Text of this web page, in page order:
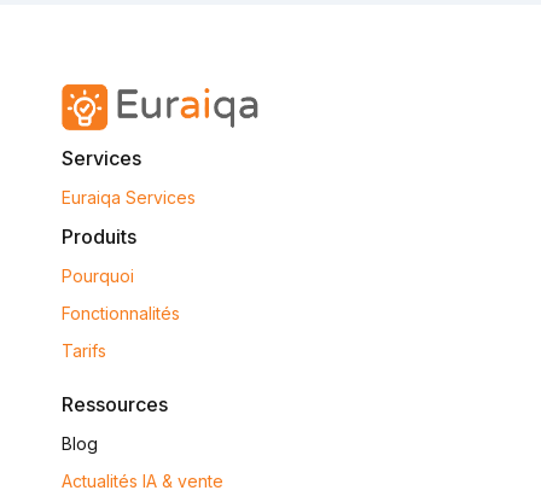
Services
Euraiqa Services
Produits
Pourquoi
Fonctionnalités
Tarifs
Ressources
Blog
Actualités IA & vente